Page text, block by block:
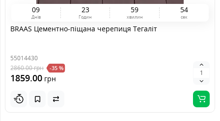
09
Днів
23
Годин
59
хвилин
53
сек
BRAAS Цементно-піщана черепиця Тегаліт
55014430
2860.00грн -35 %
1859.00 грн